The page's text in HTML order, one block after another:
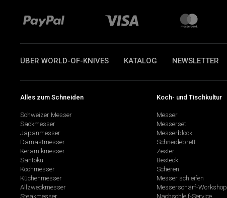
ÜBER WORLD-OF-KNIVES KATALOG NEWSLETTER
Alles zum Schneiden
Schweizer Messer
Sackmesser
Japanmesser
Damastmesser
Keramikmesser
Santoku
Kochmesser
Küchenmesser
Allzweckmesser
Steakmesser
Koch- und Tischkultur
Messer
Messerset
Messerblock
Schneidebrett
Zester
Besteck
Scheren
Messer schleifen
Messerschärf-Workshop
Nachschleif-Service